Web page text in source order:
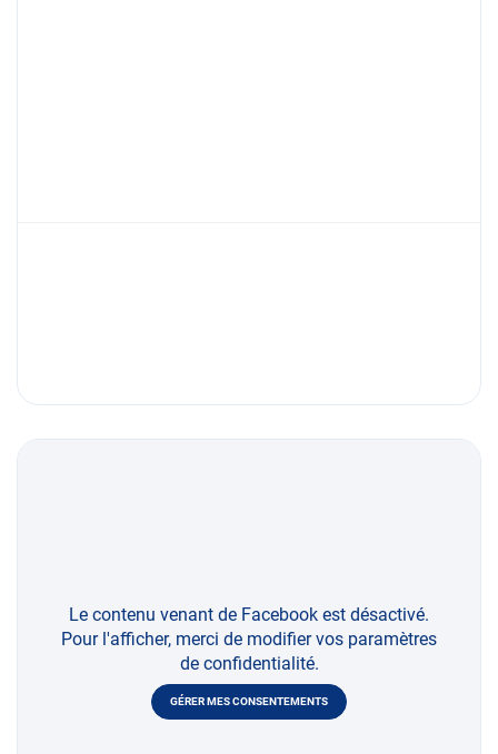
Le contenu venant de Facebook est désactivé.
Pour l'afficher, merci de modifier vos paramètres
de confidentialité.
GÉRER MES CONSENTEMENTS